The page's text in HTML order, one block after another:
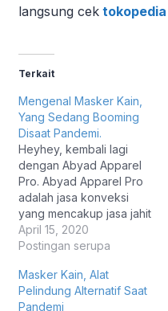
langsung cek
Terkait
Mengenal Masker Kain,
Yang Sedang Booming
Disaat Pandemi.
Heyhey, kembali lagi
dengan Abyad Apparel
Pro. Abyad Apparel Pro
adalah jasa konveksi
yang mencakup jasa jahit
dan juga jasa sablon
yang pastinya akan
yang menarik banget
buat kamu dan juga
April 15, 2020
Postingan serupa
Masker Kain, Alat
Pelindung Alternatif Saat
Pandemi